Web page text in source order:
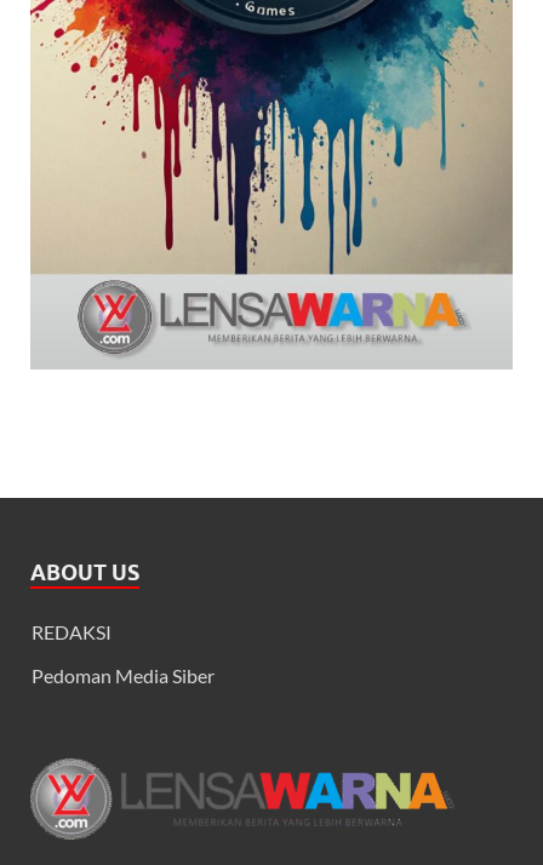
ABOUT US
REDAKSI
Pedoman Media Siber